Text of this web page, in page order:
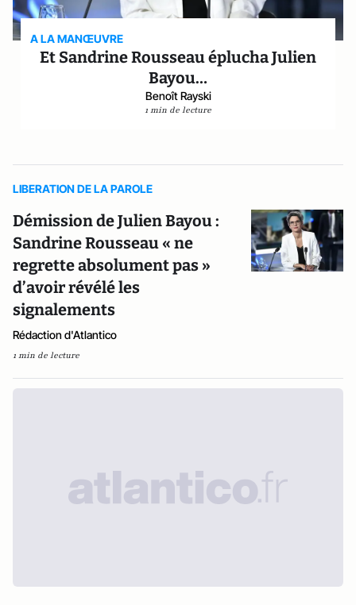
A LA MANŒUVRE
Et Sandrine Rousseau éplucha Julien
Bayou…
Benoît Rayski
1 min de lecture
LIBERATION DE LA PAROLE
Démission de Julien Bayou :
Sandrine Rousseau « ne
regrette absolument pas »
d’avoir révélé les
signalements
Rédaction d'Atlantico
1 min de lecture